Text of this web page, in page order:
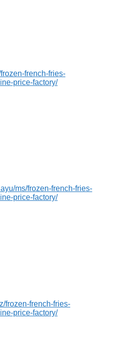
french-fries-
price-factory/
/ms/frozen-french-fries-
price-factory/
frozen-french-fries-
price-factory/